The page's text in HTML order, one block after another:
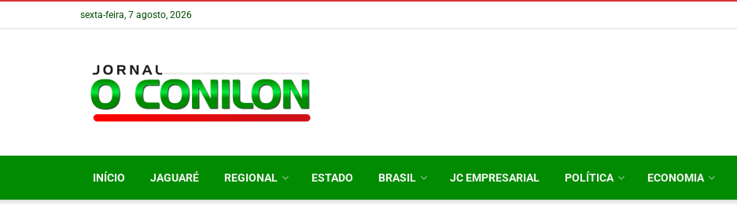
sexta-feira, 7 agosto, 2026
INÍCIO JAGUARÉ REGIONAL ESTADO BRASIL JC EMPRESARIAL POLÍTICA ECONOMIA